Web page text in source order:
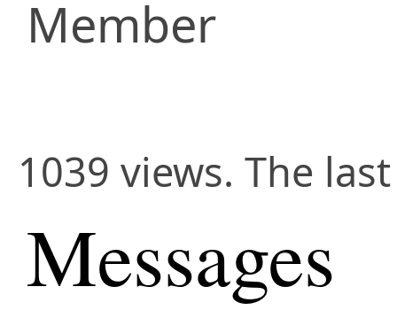
Member
1039 views. The
Messages